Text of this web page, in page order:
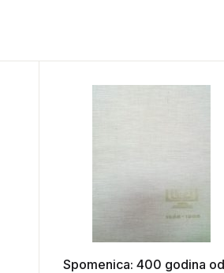
Spomenica: 400 godina od